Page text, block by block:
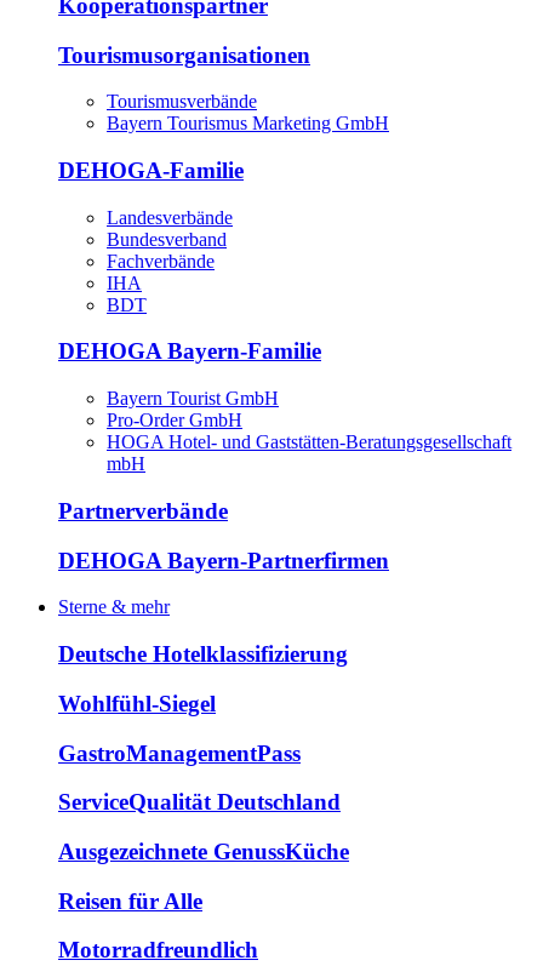
Kooperationspartner
Tourismusorganisationen
Tourismusverbände
Bayern Tourismus Marketing GmbH
DEHOGA-Familie
Landesverbände
Bundesverband
Fachverbände
IHA
BDT
DEHOGA Bayern-Familie
Bayern Tourist GmbH
Pro-Order GmbH
HOGA Hotel- und Gaststätten-Beratungsgesellschaft
mbH
Partnerverbände
DEHOGA Bayern-Partnerfirmen
Sterne & mehr
Deutsche Hotelklassifizierung
Wohlfühl-Siegel
GastroManagementPass
ServiceQualität Deutschland
Ausgezeichnete GenussKüche
Reisen für Alle
Motorradfreundlich